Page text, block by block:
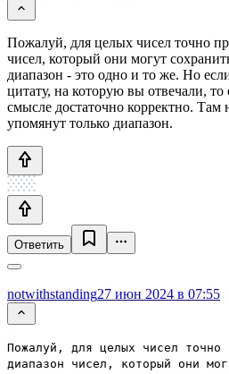
Пожалуй, для целых чисел точно
чисел, который они могут
диапазон - это одно и то же. Но
цитату, на которую вы отвечали,
смысле достаточно корректно. Там
упомянут только диапазон.
Ответить
notwithstanding27 июн 2024 в 07:55
Пожалуй, для целых чисел точно
диапазон чисел, который они